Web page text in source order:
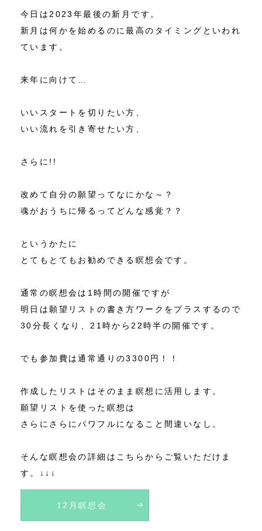
今日は2023年最後の新月です。
新月は何かを始めるのに最高のタイミングといわれ
ています。
来年に向けて…
いいスタートを切りたい方、
いい流れを引き寄せたい方、
さらに!!
改めて自分の願望ってなにかな～？
魂がおうちに帰るってどんな感覚？？
というかたに
とてもとてもお勧めできる瞑想会です。
通常の瞑想会は1時間の開催ですが
明日は願望リストの書き方ワークをプラスするので
30分長くなり、21時から22時半の開催です。
でも参加費は通常通りの3300円！！
作成したリストはそのまま瞑想に活用します。
願望リストを使った瞑想は
さらにさらにパワフルになること間違いなし。
そんな瞑想会の詳細はこちらからご覧いただけま
す。↓↓↓
12月瞑想会